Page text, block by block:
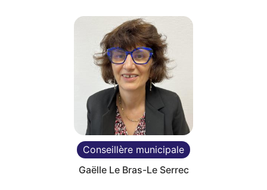
Conseillère municipale
Gaëlle Le Bras-Le Serrec